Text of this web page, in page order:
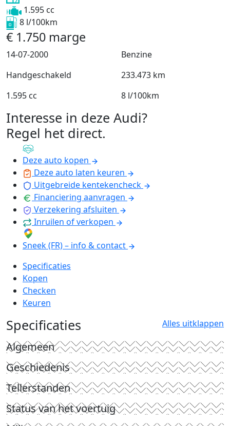
1.595 cc
8 l/100km
€ 1.750 marge
14-07-2000
Benzine
Handgeschakeld
233.473 km
1.595 cc
8 l/100km
Interesse in deze Audi?
Regel het direct.
Deze auto kopen
Deze auto laten keuren
Uitgebreide kentekencheck
Financiering aanvragen
Verzekering afsluiten
Inruilen of verkopen
Sneek (FR) – info & contact
Specificaties
Kopen
Checken
Keuren
Specificaties Alles uitklappen
Algemeen
Geschiedenis
Tellerstanden
Status van het voertuig